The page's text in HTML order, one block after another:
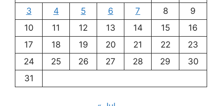
3
4 5 6 7 8
9
10
11 12 13 14 15
16
17
18 19 20 21 22
23
24
25 26 27 28 29
30
31